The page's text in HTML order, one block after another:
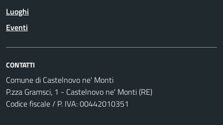
Luoghi
Eventi
CONTATTI
Comune di Castelnovo ne' Monti
P.zza Gramsci, 1 - Castelnovo ne' Monti (RE)
Codice fiscale / P. IVA: 00442010351